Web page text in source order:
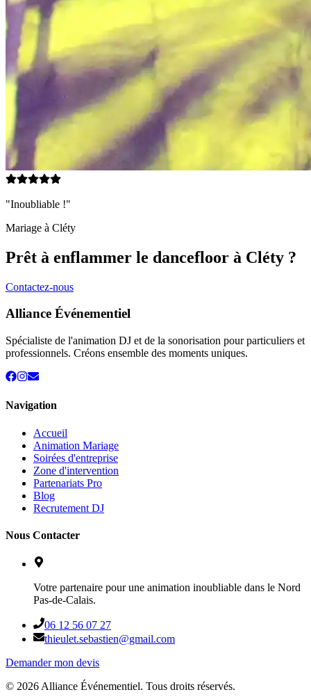
"Inoubliable !"
Mariage à Cléty
Prêt à enflammer le dancefloor à Cléty ?
Contactez-nous
Alliance Événementiel
Spécialiste de l'animation DJ et de la sonorisation pour particuliers et
professionnels. Créons ensemble des moments uniques.
Navigation
Accueil
Animation Mariage
Soirées d'entreprise
Zone d'intervention
Partenariats Pro
Blog
Recrutement DJ
Nous Contacter
Votre partenaire pour une animation inoubliable dans le Nord
Pas-de-Calais.
06 12 56 07 27
thieulet.sebastien@gmail.com
Demander mon devis
© 2026 Alliance Événementiel. Tous droits réservés.